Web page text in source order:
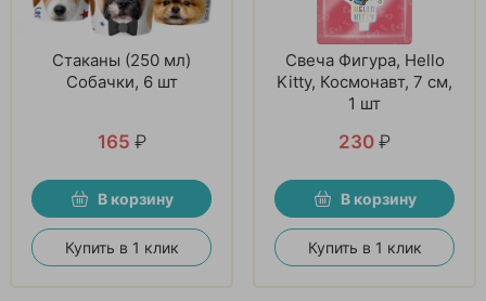
Стаканы (250 мл)
Собачки, 6 шт
165 ₽
В корзину
Купить в 1 клик
Свеча Фигура, Hello
Kitty, Космонавт, 7 см,
1 шт
230 ₽
В корзину
Купить в 1 клик